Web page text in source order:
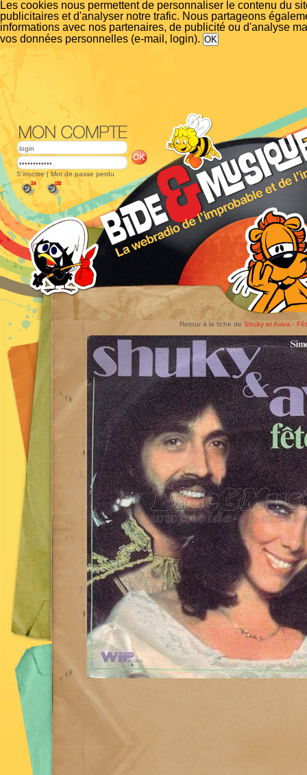
Les cookies nous permettent de personnaliser le contenu du
publicitaires et d'analyser notre trafic. Nous partageons
informations avec nos partenaires, de publicité ou d'analyse
vos données personnelles (e-mail, login).
S'inscrire | Mot de passe perdu
Retour à la fiche de Shuky et Aviva -